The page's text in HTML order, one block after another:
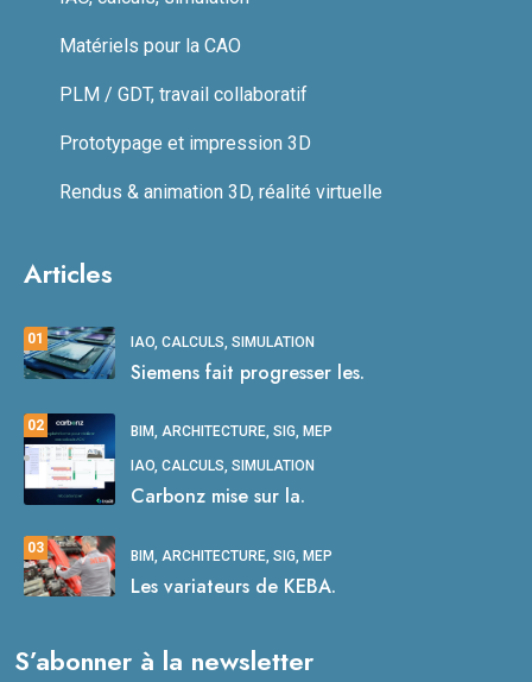
Matériels pour la CAO
PLM / GDT, travail collaboratif
Prototypage et impression 3D
Rendus & animation 3D, réalité virtuelle
Articles
01 IAO, CALCULS, SIMULATION
Siemens fait progresser les.
02 BIM, ARCHITECTURE, SIG, MEP
IAO, CALCULS, SIMULATION
Carbonz mise sur la.
03 BIM, ARCHITECTURE, SIG, MEP
Les variateurs de KEBA.
S’abonner à la newsletter